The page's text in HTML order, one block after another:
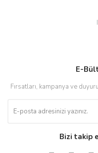
E-
Fırsatları, kampanya ve
Bizi takip